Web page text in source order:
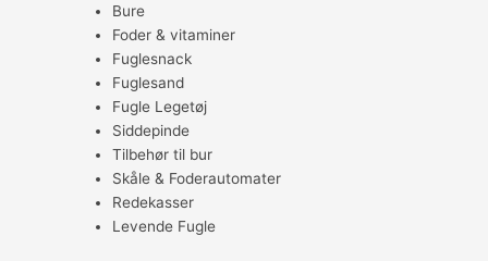
Bure
Foder & vitaminer
Fuglesnack
Fuglesand
Fugle Legetøj
Siddepinde
Tilbehør til bur
Skåle & Foderautomater
Redekasser
Levende Fugle